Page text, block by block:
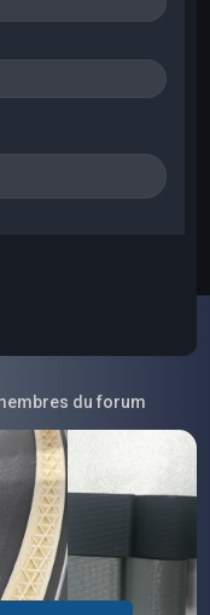
du forum